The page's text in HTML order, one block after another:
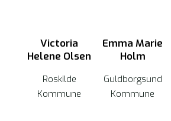
Victoria
Helene Olsen
Roskilde
Kommune
Emma Marie
Holm
Guldborgsund
Kommune